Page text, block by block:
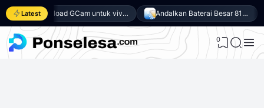
Latest Download GCam untuk vivo Y500 (GCam APK 9.6 & LMC 8.4) Andalkan Baterai Besar 8100mAh dan SoC Unisoc T7300, Ini dia 10 Keunggulan vivo Y500 4G
0